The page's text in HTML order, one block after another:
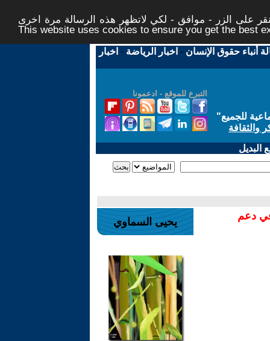
على الزر - موافق - لكي لاتظهر هذه الرسالة مرة اخرى -
This website uses cookies to ensure you get the best
أنباء حقوق الإنسان - اخبار الرياضة - اخبار
التبرع للموقع - ادعمونا
للجميع"
والثقافة
البديل
في دعم
يحيى السماوي